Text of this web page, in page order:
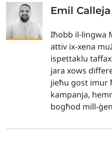
Emil
Iħobb il-lingwa
attiv ix-xena
ispettaklu
jara xows
jieħu gost imur
kampanja,
bogħod mill-